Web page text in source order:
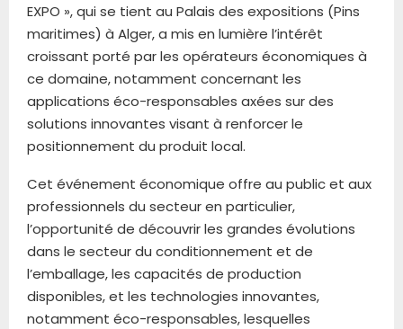
EXPO », qui se tient au Palais des expositions (Pins
maritimes) à Alger, a mis en lumière l’intérêt
croissant porté par les opérateurs économiques à
ce domaine, notamment concernant les
applications éco-responsables axées sur des
solutions innovantes visant à renforcer le
positionnement du produit local.
Cet événement économique offre au public et aux
professionnels du secteur en particulier,
l’opportunité de découvrir les grandes évolutions
dans le secteur du conditionnement et de
l’emballage, les capacités de production
disponibles, et les technologies innovantes,
notamment éco-responsables, lesquelles